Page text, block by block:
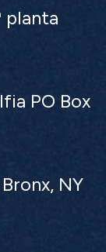
planta
PO Box
NY